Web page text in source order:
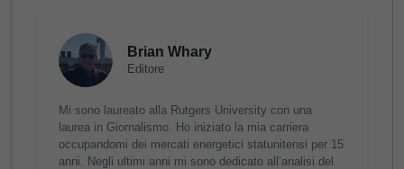
Brian Whary
Editore
Mi sono laureato alla Rutgers University con una
laurea in Giornalismo. Ho iniziato la mia carriera
occupandomi dei mercati energetici statunitensi per 15
anni. Negli ultimi anni mi sono dedicato all’analisi del